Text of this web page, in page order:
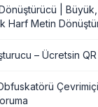
|
Harf Metin
– Ücretsin